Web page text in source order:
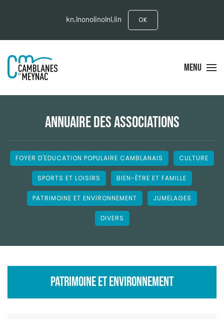
kn,lnonolinolnl,lin OK
MENU
ANNUAIRE DES ASSOCIATIONS
FOYER D'EDUCATION POPULAIRE CAMBLANAIS CULTURE
SPORTS ET LOISIRS BIEN-ÊTRE ET FAMILLE
PATRIMOINE ET ENVIRONNEMENT JUMELAGES
DIVERS
PATRIMOINE ET ENVIRONNEMENT